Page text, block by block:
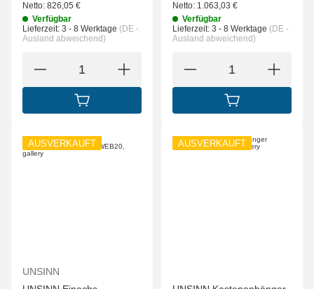
Netto: 826,05 €
Verfügbar
Lieferzeit: 3 - 8 Werktage (DE -
Ausland abweichend)
IN DEN WARENKORB
Netto: 1.063,03 €
Verfügbar
Lieferzeit: 3 - 8 Werktage (DE -
Ausland abweichend)
IN DEN
AUSVERKAUFT
UNSINN
AUSVERKAUFT